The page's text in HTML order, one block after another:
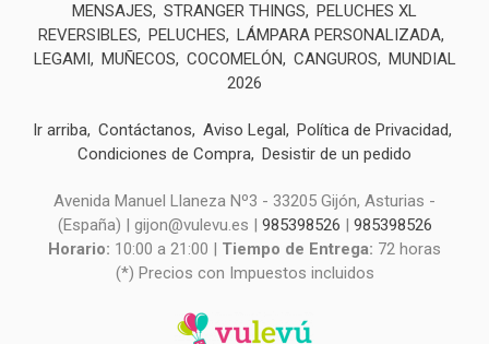
MENSAJES
STRANGER THINGS
PELUCHES XL
REVERSIBLES
PELUCHES
LÁMPARA PERSONALIZADA
LEGAMI
MUÑECOS COCOMELÓN CANGUROS
MUNDIAL
2026
Ir arriba Contáctanos Aviso Legal
Política de Privacidad
Condiciones de Compra Desistir de un pedido
Avenida Manuel Llaneza Nº3 - 33205 Gijón, Asturias -
(España) | gijon@vulevu.es | 985398526 | 985398526
Horario: 10:00 a 21:00 | Tiempo de Entrega: 72 horas
(*) Precios con Impuestos incluidos